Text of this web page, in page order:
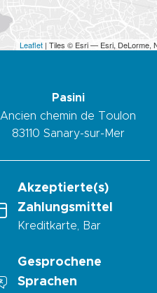
Leaflet | Tiles © Esri — Esri, DeLorme,
Pasini
Ancien chemin de Toulon
83110 Sanary-sur-Mer
Akzeptierte(s)
Zahlungsmittel
Kreditkarte, Bar
Gesprochene
Sprachen